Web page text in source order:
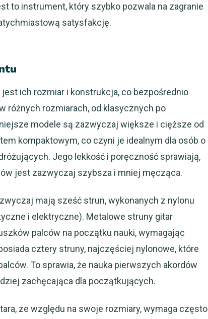
to instrument, który szybko pozwala na zagranie
satysfakcję.
ich rozmiar i konstrukcja, co bezpośrednio
różnych rozmiarach, od klasycznych po
modele są zazwyczaj większe i cięższe od
kompaktowym, co czyni je idealnym dla osób o
Jego lekkość i poręczność sprawiają,
jest zazwyczaj szybsza i mniej męcząca.
mają sześć strun, wykonanych z nylonu
i elektryczne). Metalowe struny gitar
palców na początku nauki, wymagając
cztery struny, najczęściej nylonowe, które
To sprawia, że nauka pierwszych akordów
zachęcająca dla początkujących.
ze względu na swoje rozmiary, wymaga często